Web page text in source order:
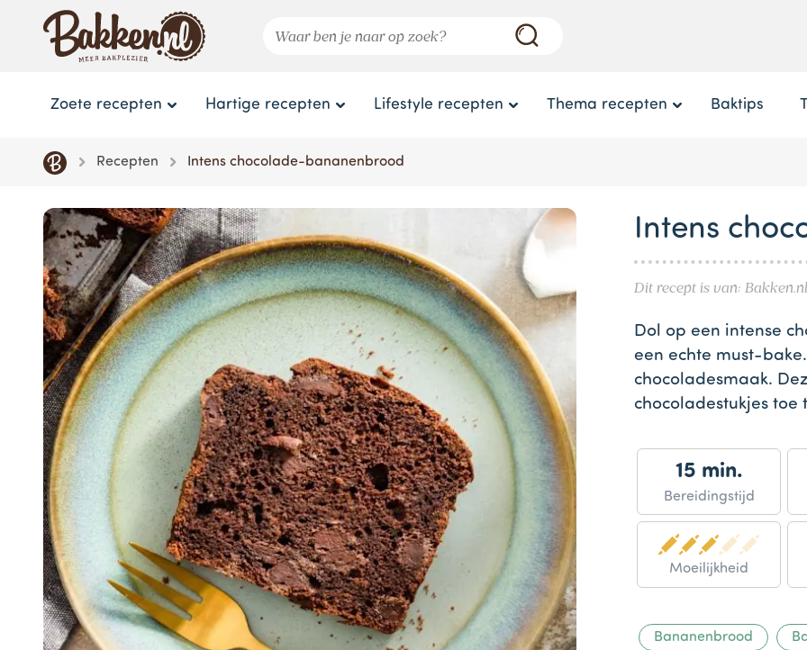
Zoete recepten Hartige recepten Lifestyle recepten Thema recepten Baktips
Recepten Intens chocolade-bananenbrood
Intens
Dit recept is van:
Dol op een intense
een echte must-
chocoladesmaak.
chocoladestukjes
15 min.
Bereidingstijd
Moeilijkheid
Bananenbrood